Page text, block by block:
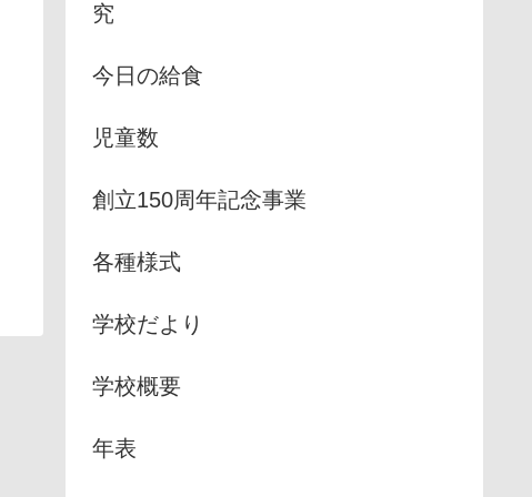
究
今日の給食
児童数
創立150周年記念事業
各種様式
学校だより
学校概要
年表